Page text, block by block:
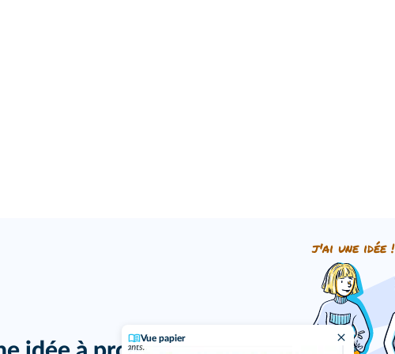
Vue papier
j'ai une idée !